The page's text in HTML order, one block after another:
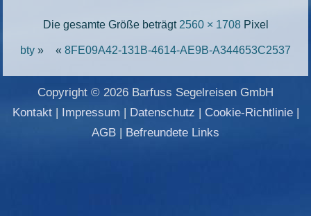
Die gesamte Größe beträgt 2560 × 1708Pixel
bty » « 8FE09A42-131B-4614-AE9B-A344653C2537
Copyright © 2026 Barfuss Segelreisen GmbH
Kontakt| Impressum | Datenschutz | Cookie-Richtlinie|
AGB | Befreundete Links